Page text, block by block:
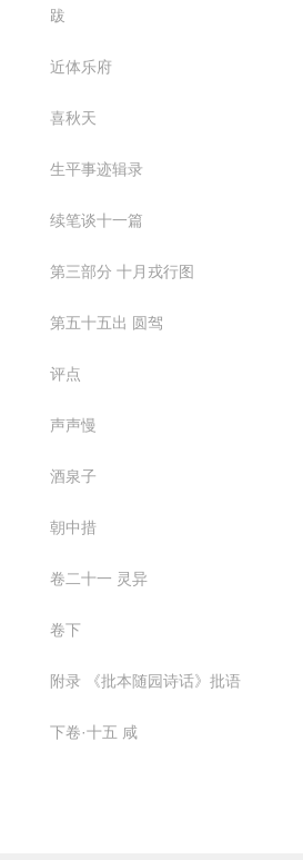
跋
近体乐府
喜秋天
生平事迹辑录
续笔谈十一篇
第三部分 十月戎行图
第五十五出 圆驾
评点
声声慢
酒泉子
朝中措
卷二十一 灵异
卷下
附录 《批本随园诗话》批语
下卷·十五 咸